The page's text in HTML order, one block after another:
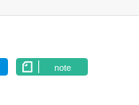
note